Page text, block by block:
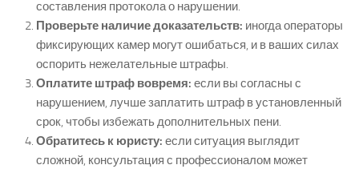
составления протокола о нарушении.
Проверьте наличие доказательств: иногда операторы
фиксирующих камер могут ошибаться, и в ваших силах
оспорить нежелательные штрафы.
Оплатите штраф вовремя: если вы согласны с
нарушением, лучше заплатить штраф в установленный
срок, чтобы избежать дополнительных пени.
Обратитесь к юристу: если ситуация выглядит
сложной, консультация с профессионалом может